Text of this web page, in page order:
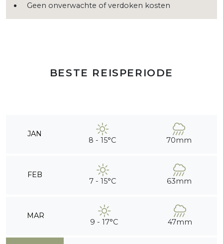
Geen onverwachte of verdoken kosten
BESTE REISPERIODE
JAN
8 - 15°C 70mm
FEB
7 - 15°C 63mm
MAR
9 - 17°C 47mm